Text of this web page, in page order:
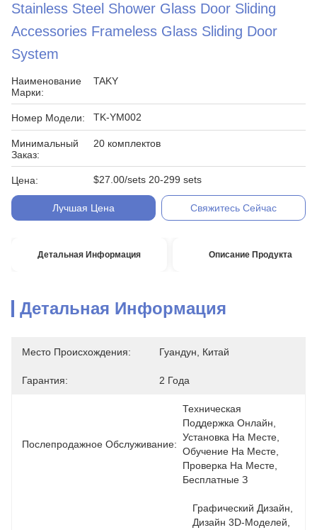
Stainless Steel Shower Glass Door Sliding
Accessories Frameless Glass Sliding Door
System
Наименование
Марки:
TAKY
Номер Модели: TK-YM002
Минимальный
Заказ:
20 комплектов
Цена: $27.00/sets 20-299 sets
Лучшая Цена Свяжитесь Сейчас
Детальная Информация Описание Продукта
Детальная Информация
Место Происхождения: Гуандун, Китай
Гарантия: 2 Года
Послепродажное Обслуживание:
Техническая
Поддержка Онлайн,
Установка На Месте,
Обучение На Месте,
Проверка На Месте,
Бесплатные З
Графический Дизайн,
Дизайн 3D-Моделей,